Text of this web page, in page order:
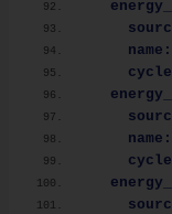
name:
name: